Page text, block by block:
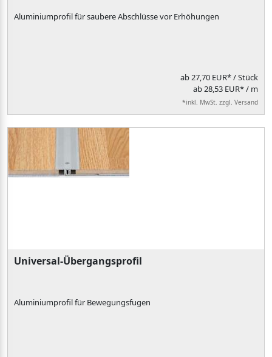
Aluminiumprofil für saubere Abschlüsse vor Erhöhungen
ab27,70 EUR*/ Stück
ab 28,53 EUR* / m
*inkl. MwSt. zzgl. Versand
Universal-Übergangsprofil
Aluminiumprofil für Bewegungsfugen